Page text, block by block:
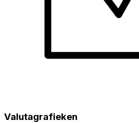
Valutagrafieken